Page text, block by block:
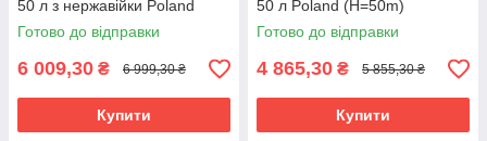
50 л з нержавійки Poland
(H=50m)
Готово до відправки
6 009,30 ₴ 6 999,30 ₴
Купити
50 л Poland (H=50m)
Готово до відправки
4 865,30 ₴ 5 855,30 ₴
Купити